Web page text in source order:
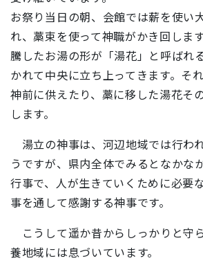
お祭り当日の朝、会館では薪を使い
れ、藁束を使って神職がかき回しま
騰したお湯の形が「湯花」と呼ばれ
かれて中央に立ち上ってきます。そ
神前に供えたり、藁に移した湯花そ
します。
湯立の神事は、河辺地域では行わ
うですが、県内全体でみるとなかな
行事で、人が生きていくために必要
事を通して感謝する神事です。
こうして遥か昔からしっかりと守
養地域には息づいています。